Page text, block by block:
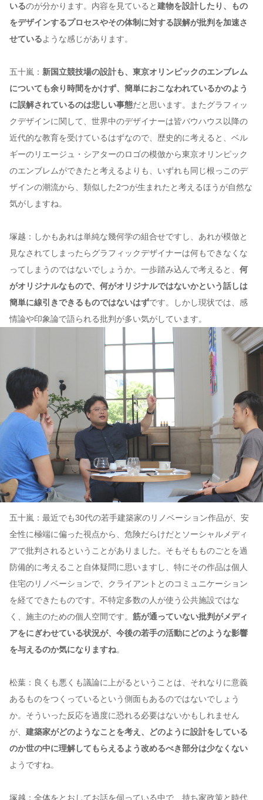
いるのが分かります。内容を見ていると建物を設計したり、もの
をデザインするプロセスやその体制に対する誤解が批判を加速さ
せているような感じがあります。
五十嵐： 新国立競技場の設計も、東京オリンピックのエンブレム
についても余り時間をかけず、簡単におこなわれているかのよう
に誤解されているのは悲しい事態だと思います。またグラフィッ
クデザインに関して、世界中のデザイナーは皆バウハウス以降の
近代的な教育を受けているはずなので、歴史的に考えると、ベル
ギーのリエージュ・シアターのロゴの模倣から東京オリンピック
のエンブレムができたと考えるよりも、いずれも同じ根っこのデ
ザインの潮流から、類似した2つが生まれたと考えるほうが自然な
気がしますね。
塚越：しかもあれは単純な幾何学の組合せですし、あれが模倣と
見なされてしまったらグラフィックデザイナーは何もできなくな
ってしまうのではないでしょうか。一歩踏み込んで考えると、 何
がオリジナルなもので、何がオリジナルではないかという話しは
簡単に線引きできるものではないはずです。しかし現状では、感
情論や印象論で語られる批判が多い気がしています。
五十嵐：最近でも30代の若手建築家のリノベーション作品が、安
全性に極端に偏った視点から、危険だらけだとソーシャルメディ
アで批判されるということがありました。そもそもものごとを過
防備的に考えること自体疑問に思いますし、特にその作品は個人
住宅のリノベーションで、クライアントとのコミュニケーション
を経てできたものです。不特定多数の人が使う公共施設ではな
く、施主のための個人空間です。 筋が通っていない批判がメディ
アをにぎわせている状況が、今後の若手の活動にどのような影響
を与えるのか気になりますね。
松葉：良くも悪くも議論に上がるということは、それなりに意義
あるものをつくっているという側面もあるのではないでしょう
か。そういった反応を過度に恐れる必要はないかもしれません
が、 建築家がどのようなことを考え、どのように設計をしている
のか世の中に理解してもらえるよう改めるべき部分は少なくない
ようですね。
塚越：全体をとおしてお話を伺っている中で、持ち家政策と時代